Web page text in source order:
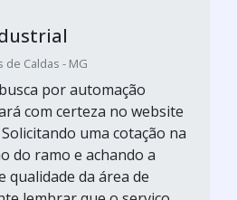
de Caldas - MG
por automação
com certeza no website
uma cotação na
do ramo e achando a
qualidade da área de